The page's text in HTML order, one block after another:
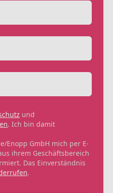
und
. Ich bin damit
Enopp GmbH mich per E-
ihrem Geschäftsbereich
Das Einverständnis
.